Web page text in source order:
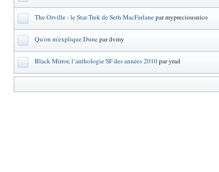
The Orville : le Star Trek de Seth MacFarlanepar mypreciousnico
Qu'on m'explique Dunepar dvmy
Black Mirror, l’anthologie SF des années 2010par yrad